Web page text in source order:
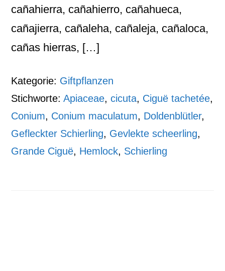
cañahierra, cañahierro, cañahueca,
cañajierra, cañaleha, cañaleja, cañaloca,
cañas hierras, […]
Kategorie: Giftpflanzen
Stichworte:Apiaceae,cicuta, Ciguë tachetée,
Conium, Conium maculatum, Doldenblütler,
Gefleckter Schierling, Gevlekte scheerling,
Grande Ciguë, Hemlock, Schierling